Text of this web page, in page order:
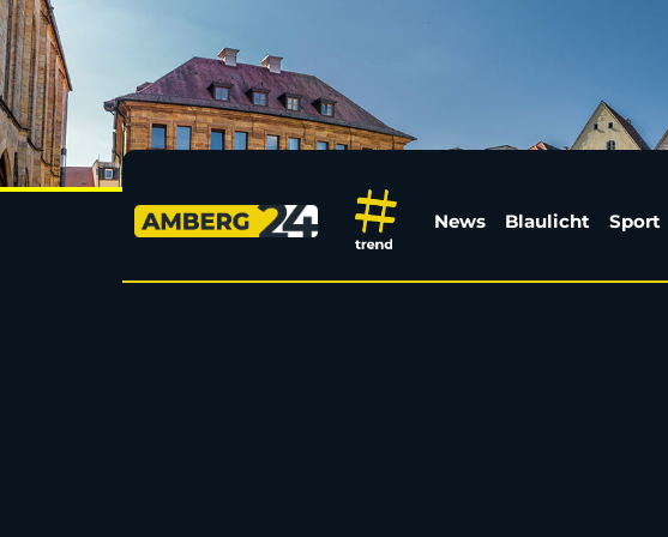
Unbekannter zerkratzt
News Blaulicht Sport